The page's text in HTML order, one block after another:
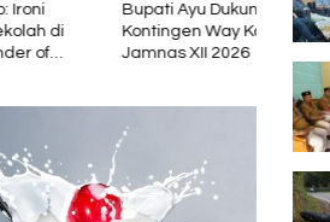
Bupati Ayu Dukung Kesiapan
Kontingen Way Kanan Menuju
Jamnas XII 2026